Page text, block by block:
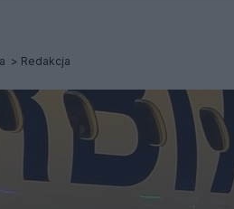
Redakcja